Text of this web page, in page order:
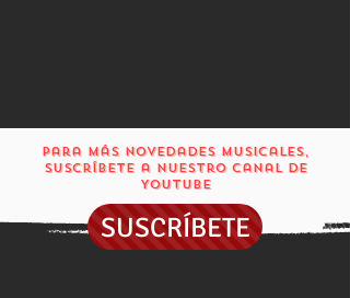
Para más novedades musicales,
suscríbete a nuestro canal DE
YOUTUBE
SUSCRÍBETE